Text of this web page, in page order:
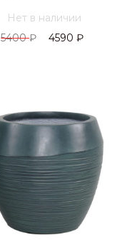
Нет в наличии
5400₽ 4590₽